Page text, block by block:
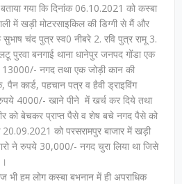
गया कि दिनांक 06.10.2021 को कस्बा
में खड़ी मोटरसाइकिल की डिग्गी से मैं और
चंद पुत्र स्व0 नीबरे 2. रवि पुत्र रामू 3.
पुरवा बनगाई थाना धानेपुर जनपद गोंडा एक
नगद तथा एक जोड़ी कान की
कार्ड, पहचान पत्र व हैवी ड्राइविंग
4000/- खाने पीने में खर्च कर दिये तथा
को बेचकर प्राप्त पैसे व शेष बचे नगद पैसे को
को परसरामपुर बाजार में खड़ी
ने रुपये 30,000/- नगद चुरा लिया था जिसे
भी हम लोग कस्बा बभनान में ही अपराधिक